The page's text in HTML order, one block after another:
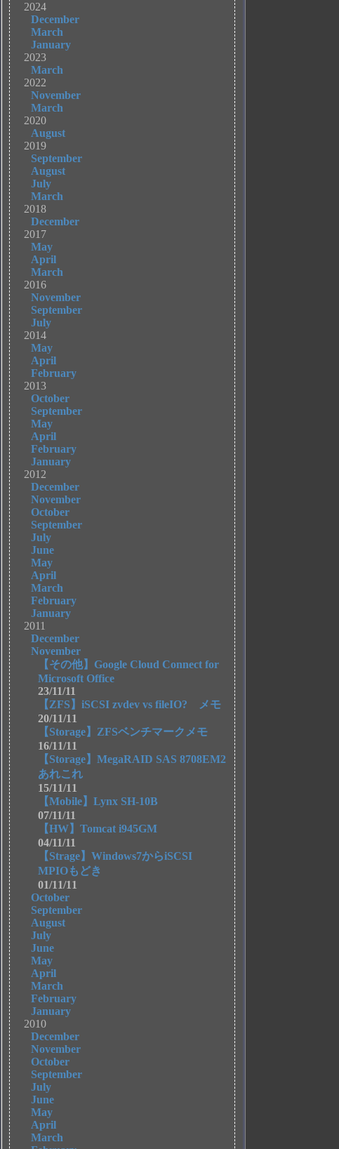
2024
December
March
January
2023
March
2022
November
March
2020
August
2019
September
August
July
March
2018
December
2017
May
April
March
2016
November
September
July
2014
May
April
February
2013
October
September
May
April
February
January
2012
December
November
October
September
July
June
May
April
March
February
January
2011
December
November
【その他】Google Cloud Connect for
Microsoft Office
23/11/11
【ZFS】iSCSI zvdev vs fileIO? メモ
20/11/11
【Storage】ZFSベンチマークメモ
16/11/11
【Storage】MegaRAID SAS 8708EM2
あれこれ
15/11/11
【Mobile】Lynx SH-10B
07/11/11
【HW】Tomcat i945GM
04/11/11
【Strage】Windows7からiSCSI
MPIOもどき
01/11/11
October
September
August
July
June
May
April
March
February
January
2010
December
November
October
September
July
June
May
April
March